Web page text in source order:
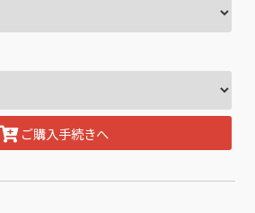
ご購入手続きへ